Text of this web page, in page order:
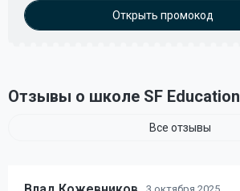
Открыть промокод
Отзывы о школе SF Education
Все отзывы